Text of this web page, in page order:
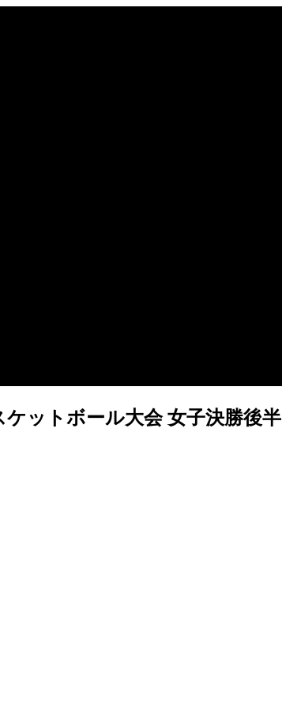
ットボール大会 女子決勝後半